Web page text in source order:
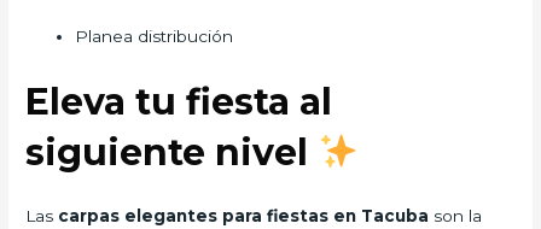
Planea distribución
Eleva tu fiesta al
siguiente nivel
Las carpas elegantes para fiestas en Tacuba son la